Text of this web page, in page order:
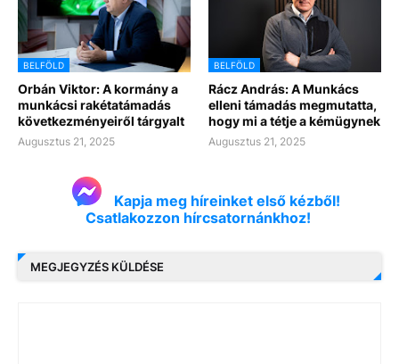
BELFÖLD
Orbán Viktor: A kormány a
munkácsi rakétatámadás
következményeiről tárgyalt
Augusztus 21, 2025
BELFÖLD
Rácz András: A Munkács
elleni támadás megmutatta,
hogy mi a tétje a kémügynek
Augusztus 21, 2025
Kapja meg híreinket első kézből!
Csatlakozzon hírcsatornánkhoz!
MEGJEGYZÉS KÜLDÉSE